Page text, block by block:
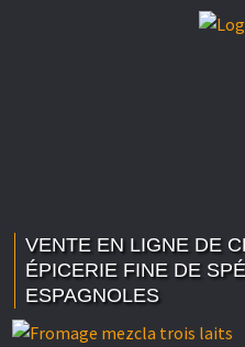
Nos produits
Mon Compte
VENTE EN LIGNE DE
ÉPICERIE FINE DE
ESPAGNOLES